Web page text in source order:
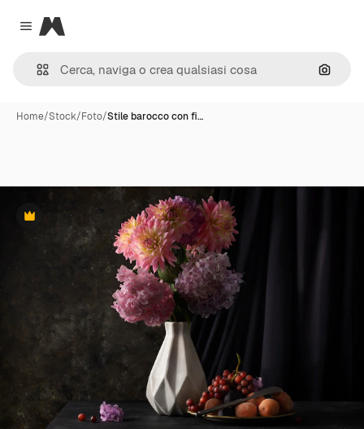
Close menu
Magnific
Cerca
Home/Stock/Foto/Stile barocco con fi…
Premium